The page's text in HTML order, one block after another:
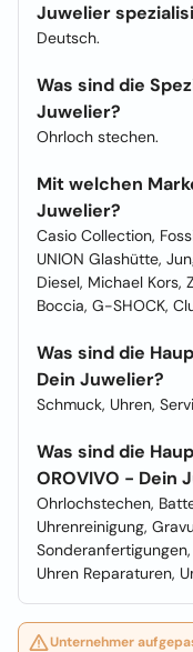
Juwelier
Deutsch.
Was sind die
Juwelier?
Ohrloch stechen.
Mit welchen
Juwelier?
Casio Collection,
UNION Glashütte,
Diesel, Michael Kors,
Boccia, G-SHOCK,
Was sind die
Dein Juwelier?
Schmuck, Uhren,
Was sind die
OROVIVO - Dein
Ohrlochstechen,
Uhrenreinigung,
Uhren Reparaturen,
Unternehmer